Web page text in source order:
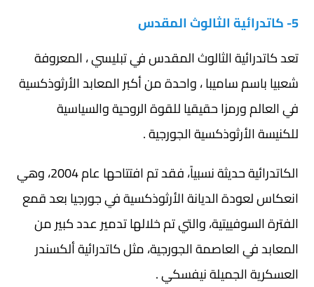
5- كاتدرائية الثالوث المقدس
تعد كاتدرائية الثالوث المقدس في تبليسي ، المعروفة
شعبيا باسم ساميبا ، واحدة من أكبر المعابد الأرثوذكسية
في العالم ورمزا حقيقيا للقوة الروحية والسياسية
للكنيسة الأرثوذكسية الجورجية .
الكاتدرائية حديثة نسبياً، فقد تم افتتاحها عام 2004، وهي
انعكاس لعودة الديانة الأرثوذكسية في جورجيا بعد قمع
الفترة السوفييتية، والتي تم خلالها تدمير عدد كبير من
المعابد في العاصمة الجورجية، مثل كاتدرائية ألكسندر
العسكرية الجميلة نيفسكي .